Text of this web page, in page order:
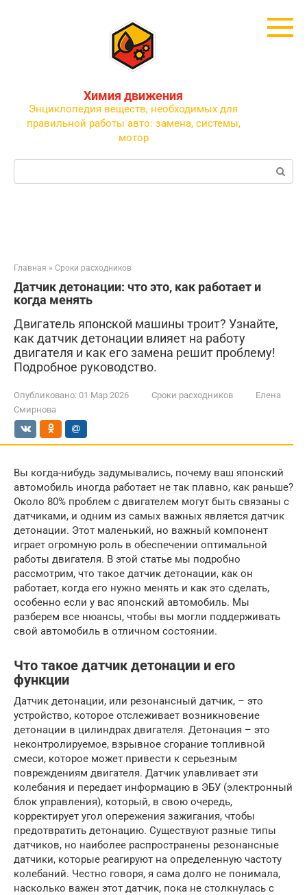
Химия движения
Энциклопедия веществ, необходимых для
правильной работы авто: замена, системы,
мотор
Поиск:
Главная » Сроки расходников
Датчик детонации: что это, как работает и
когда менять
Двигатель японской машины троит? Узнайте,
как датчик детонации влияет на работу
двигателя и как его замена решит проблему!
Подробное руководство.
Опубликовано: 01 Мар 2026 Сроки расходников
Елена
Смирнова
Вы когда-нибудь задумывались, почему ваш японский
автомобиль иногда работает не так плавно, как раньше?
Около 80% проблем с двигателем могут быть связаны с
датчиками, и одним из самых важных является датчик
детонации. Этот маленький, но важный компонент
играет огромную роль в обеспечении оптимальной
работы двигателя. В этой статье мы подробно
рассмотрим, что такое датчик детонации, как он
работает, когда его нужно менять и как это сделать,
особенно если у вас японский автомобиль. Мы
разберем все нюансы, чтобы вы могли поддерживать
свой автомобиль в отличном состоянии.
Что такое датчик детонации и его
функции
Датчик детонации, или резонансный датчик, – это
устройство, которое отслеживает возникновение
детонации в цилиндрах двигателя. Детонация – это
неконтролируемое, взрывное сгорание топливной
смеси, которое может привести к серьезным
повреждениям двигателя. Датчик улавливает эти
колебания и передает информацию в ЭБУ (электронный
блок управления), который, в свою очередь,
корректирует угол опережения зажигания, чтобы
предотвратить детонацию. Существуют разные типы
датчиков, но наиболее распространены резонансные
датчики, которые реагируют на определенную частоту
колебаний. Честно говоря, я сама долго не понимала,
насколько важен этот датчик, пока не столкнулась с